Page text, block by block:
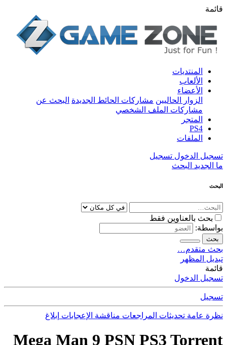
قائمة
المنتديات
الألعاب
الأعضاء
الزوار الحاليين مشاركات الحائط الجديدة البحث عن
مشاركات الملف الشخصي
المتجر
PS4
الملفات
تسجيل الدخول تسجيل
ما الجديد البحث
البحث
بحث بالعناوين فقط
بواسطة:
بحث
بحث متقدم…
تبديل المظهر
قائمة
تسجيل الدخول
تسجيل
نظرة عامة تحديثات المراجعات مناقشة الإعجابات إبلاغ
Mega Man 9 PSN PS3 Torrent